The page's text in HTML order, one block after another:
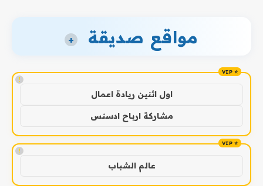
مواقع صديقة +
!
اول اثنين ريادة اعمال
مشاركة ارباح ادسنس
!
عالم الشباب